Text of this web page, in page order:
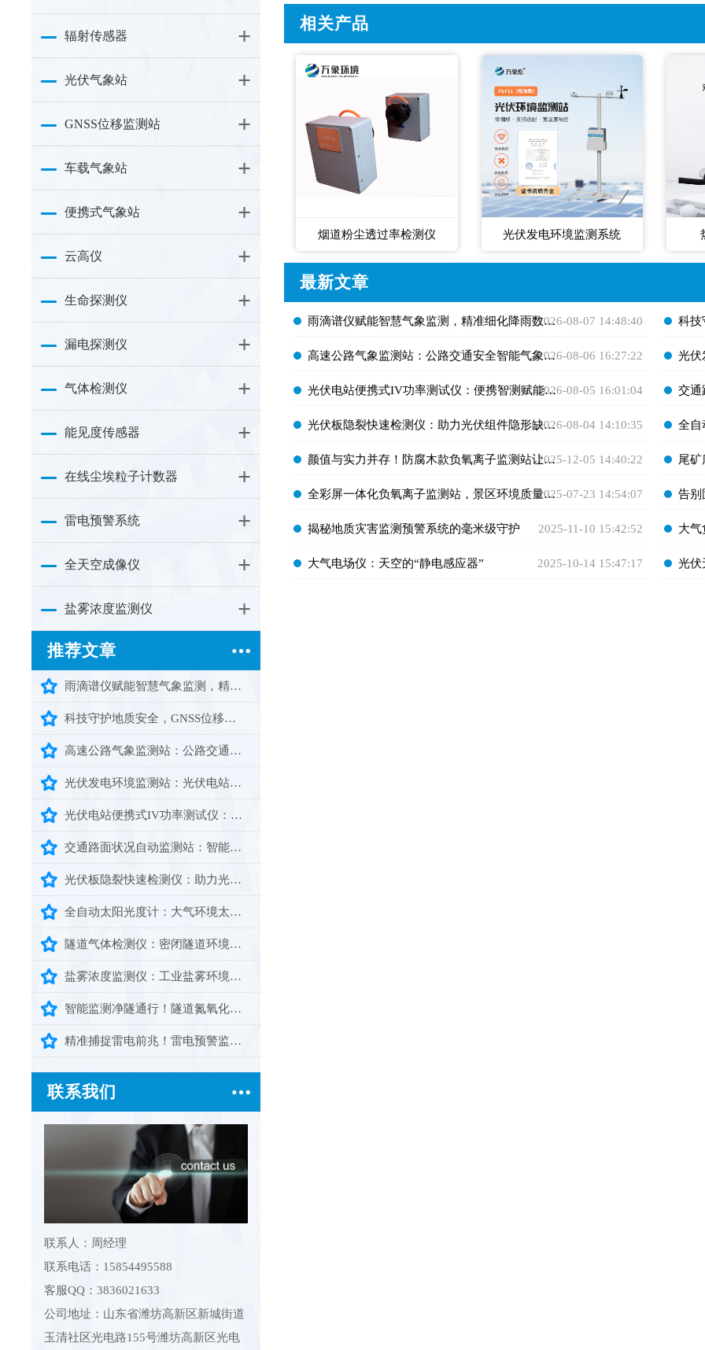
辐射传感器
光伏气象站
GNSS位移监测站
车载气象站
便携式气象站
云高仪
生命探测仪
漏电探测仪
气体检测仪
能见度传感器
在线尘埃粒子计数器
雷电预警系统
全天空成像仪
盐雾浓度监测仪
推荐文章
雨滴谱仪赋能智慧气象监测，精准细化降雨数据助力防灾减灾
科技守护地质安全，GNSS位移监测系统提前预警灾害风险
高速公路气象监测站：公路交通安全智能气象预警设备
光伏发电环境监测站：光伏电站运维智能化气象监测设备
光伏电站便携式IV功率测试仪：便携智测赋能光伏高效运维
交通路面状况自动监测站：智能监测守护道路通行安全畅通
光伏板隐裂快速检测仪：助力光伏组件隐形缺陷高效排查
全自动太阳光度计：大气环境太阳辐射专业智能监测设备
隧道气体检测仪：密闭隧道环境全天候安全防护智能监测设备
盐雾浓度监测仪：工业盐雾环境精准检测的智能设备
智能监测净隧通行！隧道氮氧化物检测仪守护隧道空气安全
精准捕捉雷电前兆！雷电预警监控系统筑牢户外场景雷电安全防护屏障
联系我们
联系人：周经理
联系电话：15854495588
客服QQ：3836021633
公司地址：山东省潍坊高新区新城街道
玉清社区光电路155号潍坊高新区光电
相关产品
烟道粉尘透过率检测仪 光伏发电环境监测系统
最新文章
2026-08-07 14:48:40
​雨滴谱仪赋能智慧气象监测，精准细化降雨数据助力防灾减灾 科技
2026-08-06 16:27:22
​高速公路气象监测站：公路交通安全智能气象预警设备 光伏
2026-08-05 16:01:04
​光伏电站便携式IV功率测试仪：便携智测赋能光伏高效运维 交通
2026-08-04 14:10:35
​光伏板隐裂快速检测仪：助力光伏组件隐形缺陷高效排查 全自
2025-12-05 14:40:22
​颜值与实力并存！防腐木款负氧离子监测站让景区空气质量更加清晰可见 尾矿
2025-07-23 14:54:07
​全彩屏一体化负氧离子监测站，景区环境质量靠它呈现 告别
2025-11-10 15:42:52
​揭秘地质灾害监测预警系统的毫米级守护 大气
2025-10-14 15:47:17
​大气电场仪：天空的“静电感应器” 光伏